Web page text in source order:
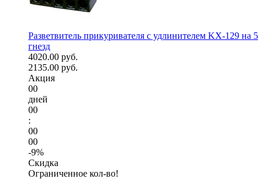
Разветвитель прикуривателя с удлинителем KX-129 на 5
гнезд
4020.00 руб.
2135.00 руб.
Акция
00
дней
00
:
00
00
-9%
Скидка
Ограниченное кол-во!